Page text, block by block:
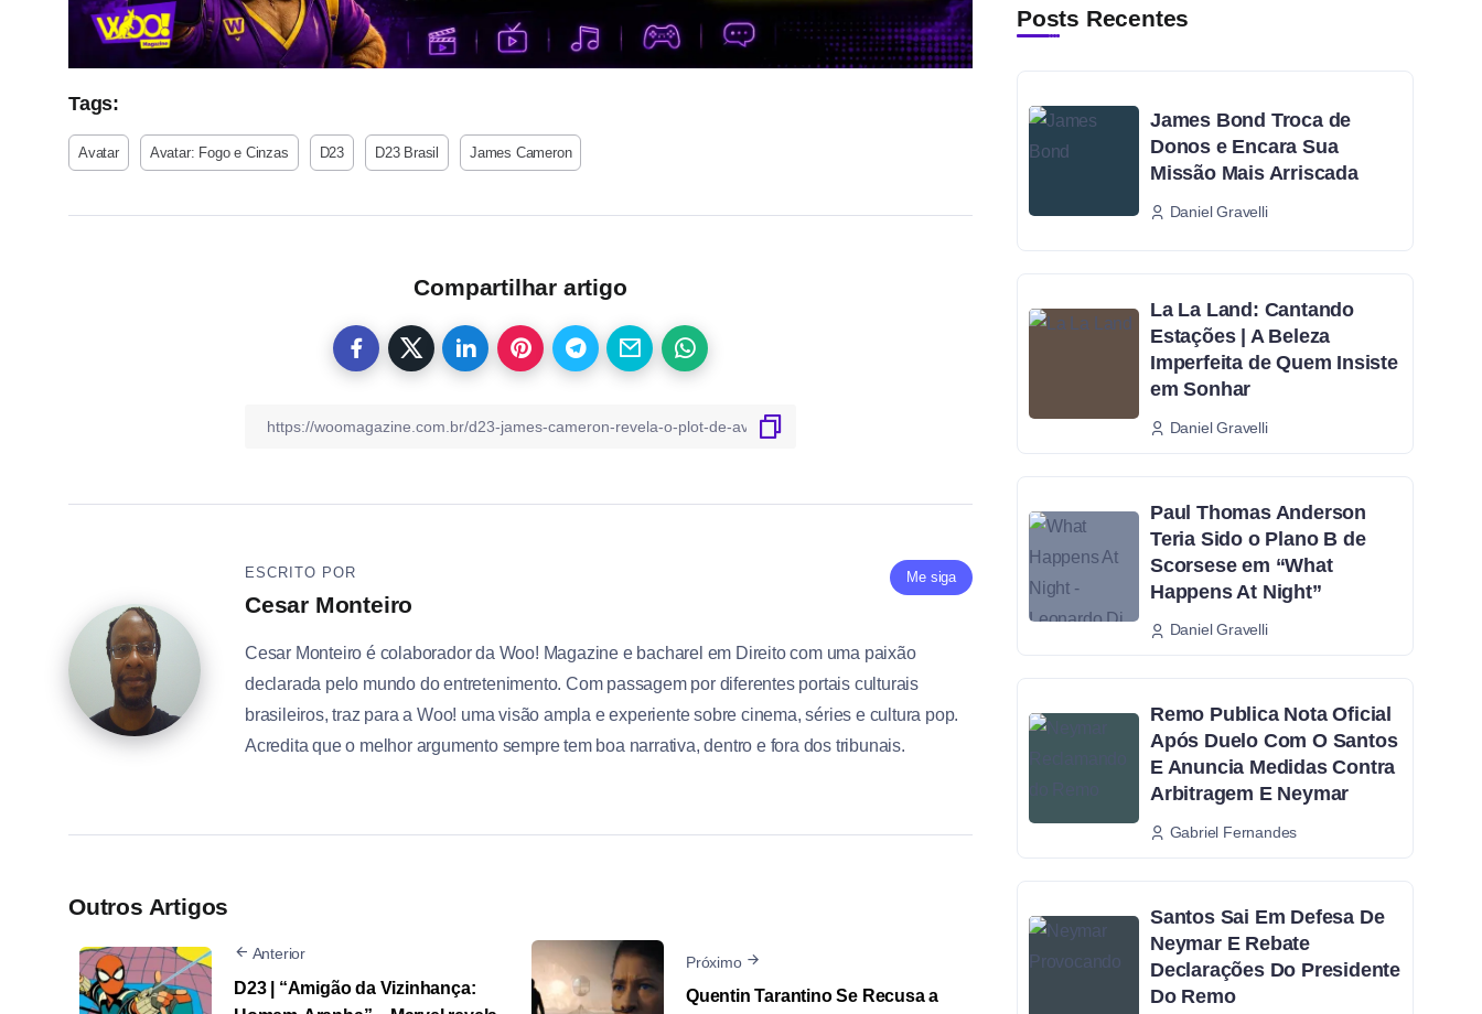
Tags:
Avatar Avatar: Fogo e Cinzas D23 D23 Brasil James Cameron
Compartilhar artigo
Me siga
ESCRITO POR
Cesar Monteiro
Cesar Monteiro é colaborador da Woo! Magazine e bacharel em Direito com uma paixão
declarada pelo mundo do entretenimento. Com passagem por diferentes portais culturais
brasileiros, traz para a Woo! uma visão ampla e experiente sobre cinema, séries e cultura pop.
Acredita que o melhor argumento sempre tem boa narrativa, dentro e fora dos tribunais.
Outros Artigos
Anterior
D23 | “Amigão da Vizinhança:
Próximo
Quentin Tarantino Se Recusa a
Posts Recentes
James Bond Troca de
Donos e Encara Sua
Missão Mais Arriscada
Daniel Gravelli
La La Land: Cantando
Estações | A Beleza
Imperfeita de Quem Insiste
em Sonhar
Daniel Gravelli
Paul Thomas Anderson
Teria Sido o Plano B de
Scorsese em “What
Happens At Night”
Daniel Gravelli
Remo Publica Nota Oficial
Após Duelo Com O Santos
E Anuncia Medidas Contra
Arbitragem E Neymar
Gabriel Fernandes
Santos Sai Em Defesa De
Neymar E Rebate
Declarações Do Presidente
Do Remo